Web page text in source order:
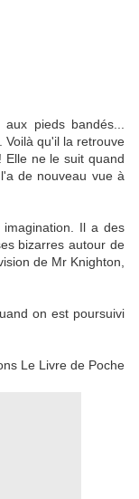
pieds bandés...
Voilà qu'il la retrouve
Elle ne le suit quand
de nouveau vue à
Il a des
bizarres autour de
de Mr Knighton,
on est poursuivi
Le Livre de Poche